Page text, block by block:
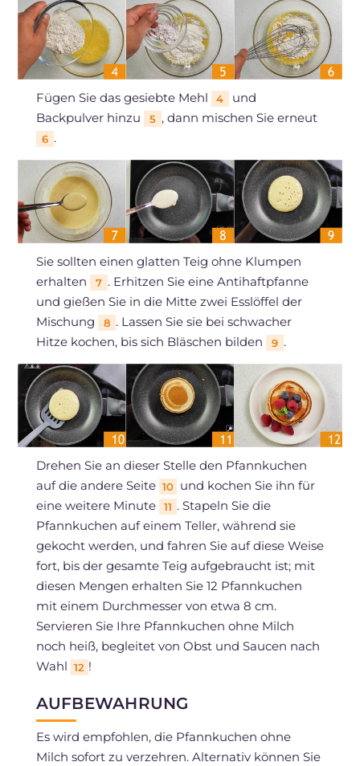
Fügen Sie das gesiebte Mehl 4
und
Backpulver hinzu
5 , dann mischen Sie erneut
6 .
Sie sollten einen glatten Teig ohne Klumpen
erhalten
7 . Erhitzen Sie eine Antihaftpfanne
und gießen Sie in die Mitte zwei Esslöffel der
Mischung
8 . Lassen Sie sie bei schwacher
Hitze kochen, bis sich Bläschen bilden
9 .
Drehen Sie an dieser Stelle den Pfannkuchen
auf die andere Seite 10 und kochen Sie ihn für
eine weitere Minute
11 . Stapeln Sie die
Pfannkuchen auf einem Teller, während sie
gekocht werden, und fahren Sie auf diese Weise
fort, bis der gesamte Teig aufgebraucht ist; mit
diesen Mengen erhalten Sie 12 Pfannkuchen
mit einem Durchmesser von etwa 8 cm.
Servieren Sie Ihre Pfannkuchen ohne Milch
noch heiß, begleitet von Obst und Saucen nach
Wahl 12 !
AUFBEWAHRUNG
Es wird empfohlen, die Pfannkuchen ohne
Milch sofort zu verzehren. Alternativ können Sie